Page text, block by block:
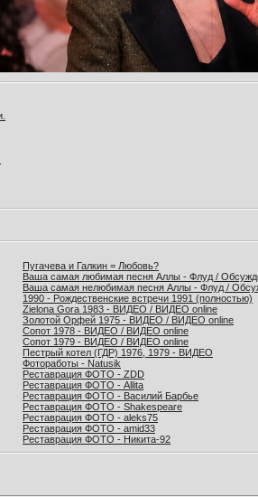
Пугачева и Галкин = Любовь?
Ваша самая любимая песня Аллы - Флуд /
Ваша самая нелюбимая песня Аллы - Флуд /
1990 - Рождественские встречи 1991 (полностью)
Zielona Gora 1983 - ВИДЕО / ВИДЕО online
Золотой Орфей 1975 - ВИДЕО / ВИДЕО online
Сопот 1978 - ВИДЕО / ВИДЕО online
Сопот 1979 - ВИДЕО / ВИДЕО online
Пестрый котел (ГДР) 1976, 1979 - ВИДЕО
Фотоработы - Natusik
Реставрация ФОТО - ZDD
Реставрация ФОТО - Allita
Реставрация ФОТО - Василий Барбье
Реставрация ФОТО - Shakespeare
Реставрация ФОТО - aleks75
Реставрация ФОТО - amid33
Реставрация ФОТО - Никита-92